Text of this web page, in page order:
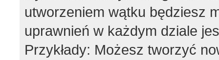
utworzeniem wątku będziesz
uprawnień w każdym dziale
Przykłady: Możesz tworzyć